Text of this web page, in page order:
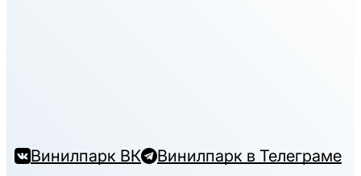
Винилпарк ВК Винилпарк в Телеграме